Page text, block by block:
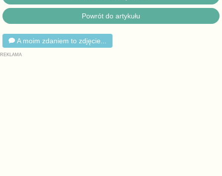
Powrót do artykułu
A moim zdaniem to zdjęcie...